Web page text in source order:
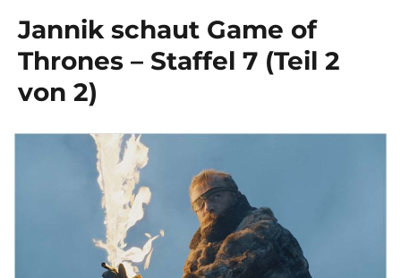
Jannik schaut Game of
Thrones – Staffel 7 (Teil 2
von 2)